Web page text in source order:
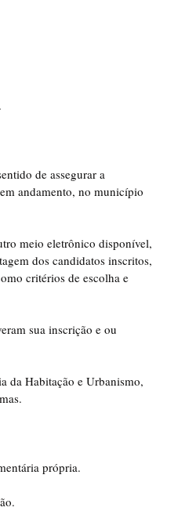
de assegurar a
andamento, no município
meio eletrônico disponível,
dos candidatos inscritos,
critérios de escolha e
sua inscrição e ou
da Habitação e Urbanismo,
própria.